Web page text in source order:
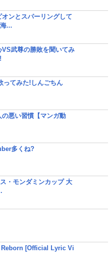
ンとスパーリングして
...
VS武尊の勝敗を聞いてみ
ってみた!しんごちん
の悪い習慣【マンガ動
多くね?
・モンダミンカップ 大
Reborn [Official Lyric Vi